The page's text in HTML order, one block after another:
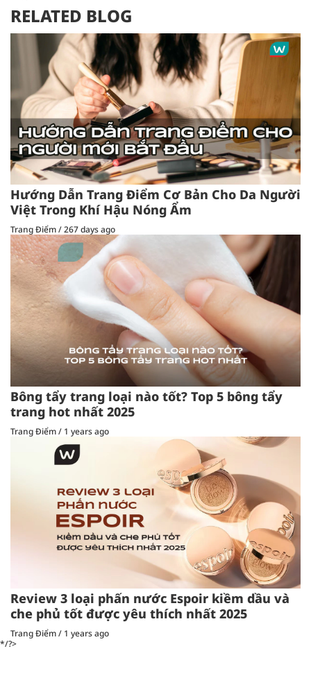
RELATED BLOG
Hướng Dẫn Trang Điểm Cơ Bản Cho Da Người
Việt Trong Khí Hậu Nóng Ẩm
Trang Điểm/267 days ago
Bông tẩy trang loại nào tốt? Top 5 bông tẩy
trang hot nhất 2025
Trang Điểm/ 1 years ago
Review 3 loại phấn nước Espoir kiềm dầu và
che phủ tốt được yêu thích nhất 2025
Trang Điểm/ 1 years ago
*/?>